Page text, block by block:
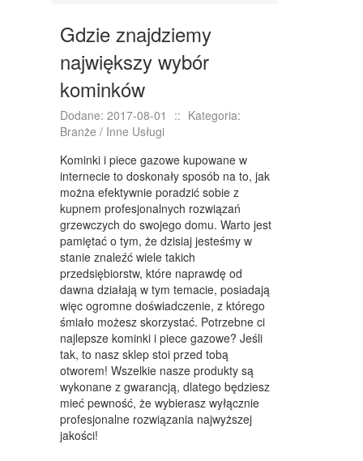
TŁUMACZENIA
KSIĄŻKI, CZASOPISMA
SPRZEDAŻ INTERNTOWA
BIŻUTERIA
DLA DZIECI
MEBLE
WYPOSAŻENIE WNĘTRZ
WYPOSAŻENIE ŁAZIENKI
ODZIEŻ
SPORT
ELEKTRONIKA, RTV, AGD
ART. DLA ZWIERZĄT
OGRÓD, ROŚLINY
CHEMIA
Gdzie znajdziemy
największy wybór
kominków
Dodane: 2017-08-01 :: Kategoria:
Branże / Inne Usługi
Kominki i piece gazowe kupowane w
internecie to doskonały sposób na to, jak
można efektywnie poradzić sobie z
kupnem profesjonalnych rozwiązań
grzewczych do swojego domu. Warto jest
pamiętać o tym, że dzisiaj jesteśmy w
stanie znaleźć wiele takich
przedsiębiorstw, które naprawdę od
dawna działają w tym temacie, posiadają
więc ogromne doświadczenie, z którego
śmiało możesz skorzystać. Potrzebne ci
najlepsze kominki i piece gazowe? Jeśli
tak, to nasz sklep stoi przed tobą
otworem! Wszelkie nasze produkty są
wykonane z gwarancją, dlatego będziesz
mieć pewność, że wybierasz wyłącznie
profesjonalne rozwiązania najwyższej
jakości!